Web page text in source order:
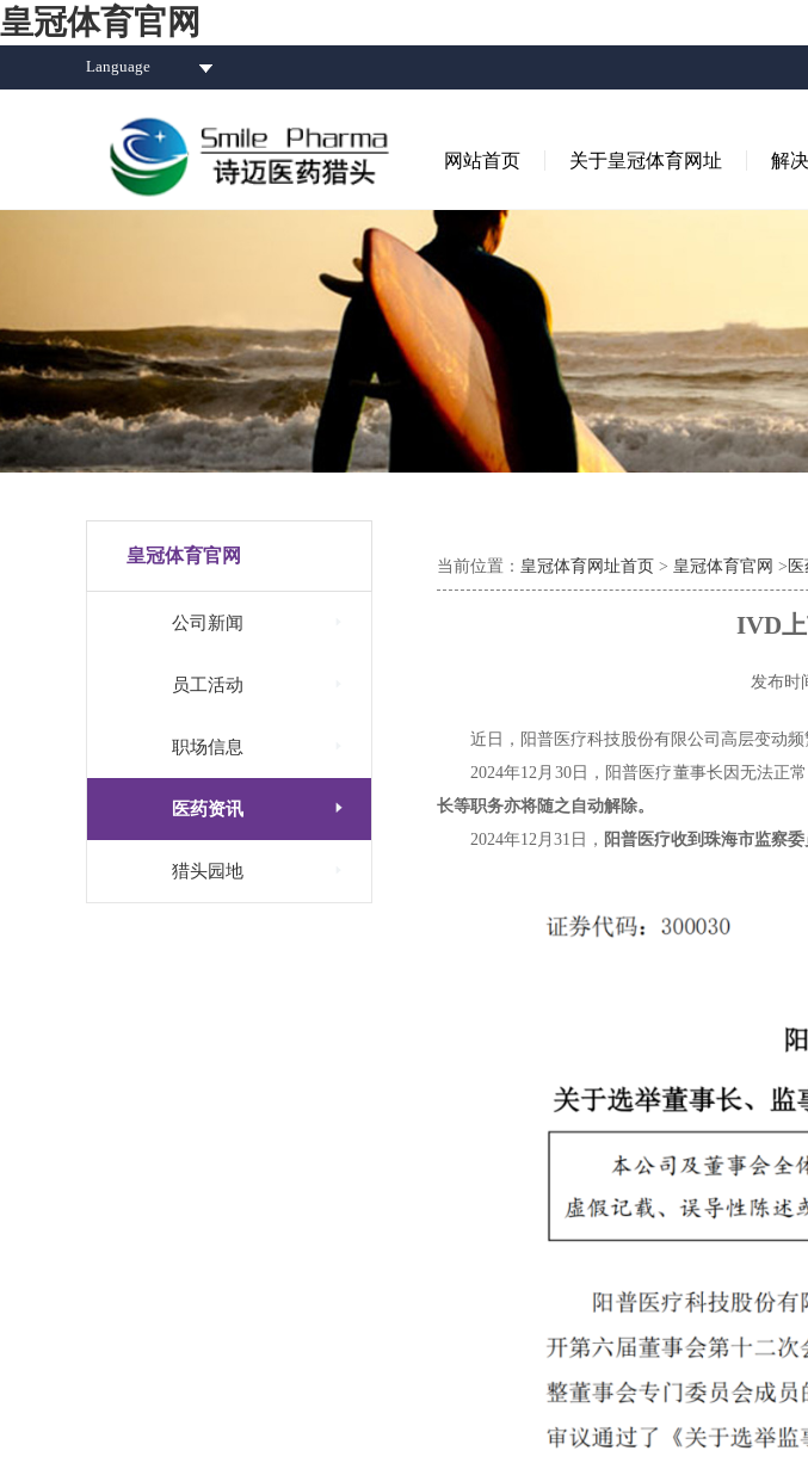
皇冠体育官网
Language
网站首页 关于皇冠体育网址 解
皇冠体育官网
公司新闻
员工活动
职场信息
医药资讯 
猎头园地
当前位置： 皇冠体育网址首页 > 皇冠体育官网 >
IVD
发布时
近日，阳普医疗科技股份有限公司高层变动频
2024年12月30日，阳普医疗董事长因无法正
长等职务亦将随之自动解除。
2024年12月31日， 阳普医疗收到珠海市监察